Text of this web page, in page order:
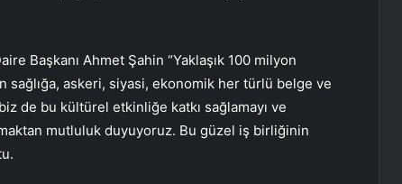
Başkanı Ahmet Şahin “Yaklaşık 100 milyon
askeri, siyasi, ekonomik her türlü belge ve
de bu kültürel etkinliğe katkı sağlamayı ve
mutluluk duyuyoruz. Bu güzel iş birliğinin